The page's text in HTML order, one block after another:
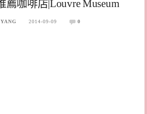
薦咖啡店|Louvre Museum
2014-09-09 0